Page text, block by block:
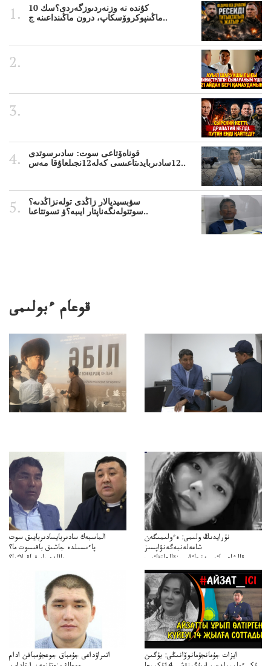
10 كۇندە نە وزنەردىوزگەردى؟سك
ماڭىنپوكروۆسكاپ، درون ماڭىنداعىنە ج..
قوناەۆتاعى سوت: سادىرسوتدى
12سادىربايدىتاعىسى كەلە12نجىلعاۇقا مەس..
سۋبسيديالار زاڭدى تولەنزاڭدىە؟
سوتتولەنگەناپتار ايىبە؟ۋ تسوتتاعىا..
قوعام ءبولىمى
الماسبەك سادىربايسادىربايىق سوت
پاءىسىلدە جاشىق باقىسوت ما؟
پاالدەجابىقباقىلاۋما؟
نۇرايدىڭ ولىمى: ەءولىمىگەن
شاعەلەنبەگەنۋاپسىز
قالشاعىماۋىپمەنجاۋاپسىزقالعانقاۋىپ
اتىراۋداعى جۇمباق جوعجۇمباقن ادام
ايزات جۇمانجۇمانوۆانىڭى: بۇگىن